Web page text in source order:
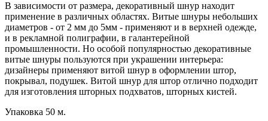
В зависимости от размера, декоративный шнур находит
применение в различных областях. Витые шнуры небольших
диаметров - от 2 мм до 5мм - применяют и в верхней одежде,
и в рекламной полиграфии, в галантерейной
промышленности. Но особой популярностью декоративные
витые шнуры пользуются при украшении интерьера:
дизайнеры применяют витой шнур в оформлении штор,
покрывал, подушек. Витой шнур для штор отлично подходит
для изготовления шторных подхватов, шторных кистей.
Упаковка 50 м.